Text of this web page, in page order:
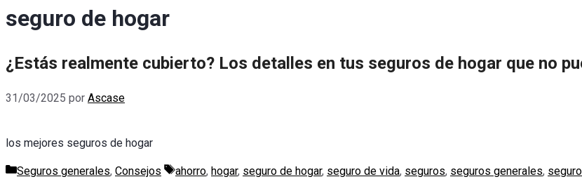
seguro de hogar
¿Estás realmente cubierto? Los detalles en tus seguros de hogar que no
31/03/2025 por Ascase
los mejores seguros de hogar
Categorías
Seguros generales, Consejos Etiquetas
ahorro, hogar, seguro de hogar, seguro de vida, seguros, seguros generales,